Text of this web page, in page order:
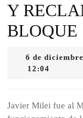
Y
BLOQUE
6 de
12:04
Javier Milei fue al